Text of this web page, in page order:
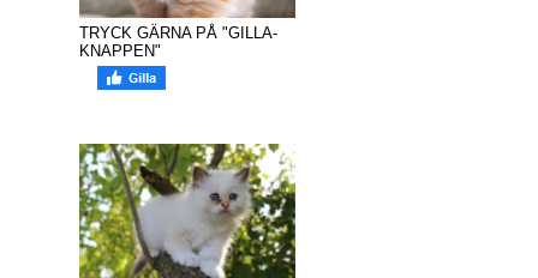
TRYCK GÄRNA PÅ "GILLA-
KNAPPEN"